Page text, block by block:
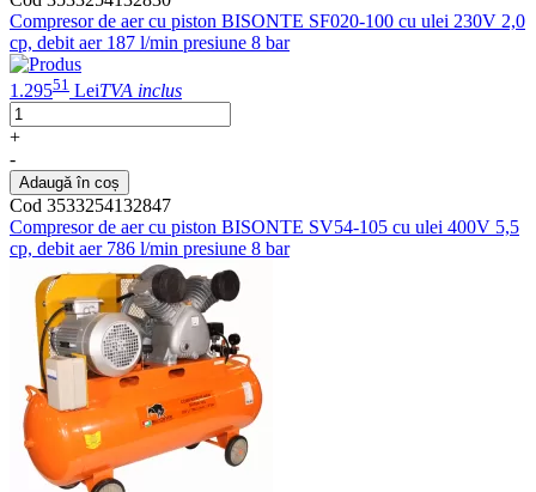
Compresor de aer cu piston BISONTE SF020-100 cu ulei 230V 2,0
cp, debit aer 187 l/min presiune 8 bar
1.29551 LeiTVA inclus
+
-
Adaugă în coș
Cod 3533254132847
Compresor de aer cu piston BISONTE SV54-105 cu ulei 400V 5,5
cp, debit aer 786 l/min presiune 8 bar